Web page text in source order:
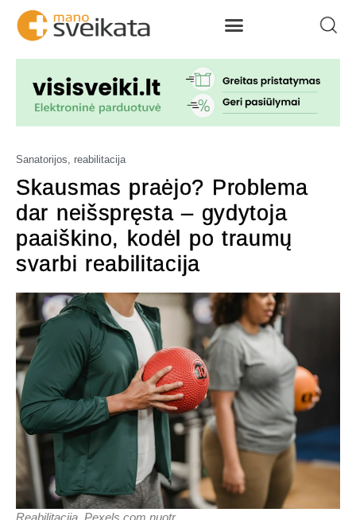
Sanatorijos, reabilitacija
Skausmas praėjo? Problema
dar neišspręsta – gydytoja
paaiškino, kodėl po traumų
svarbi reabilitacija
Reabilitacija. Pexels.com nuotr.